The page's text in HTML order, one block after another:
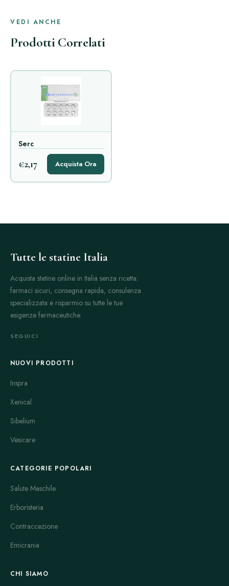
VEDI ANCHE
Prodotti Correlati
Serc
€2,17 Acquista Ora
Tutte le statine Italia
Acquista statine online in Italia senza ricetta:
farmaci sicuri, consegna rapida, consulenza
specializzata e risparmio su tutte le tue
esigenze farmaceutiche.
SEGUICI
NUOVI PRODOTTI
Inspra
Xenical
Sibelium
Vesicare
CATEGORIE POPOLARI
Salute Maschile
Erboristeria
Contraccezione
Emicrania
CHI SIAMO